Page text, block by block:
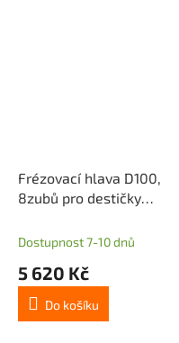
Frézovací hlava D100,
8zubů pro destičky
Dostupnost 7-10 dnů
5 620 Kč
Do košíku